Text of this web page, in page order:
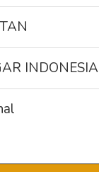
INDONESIA